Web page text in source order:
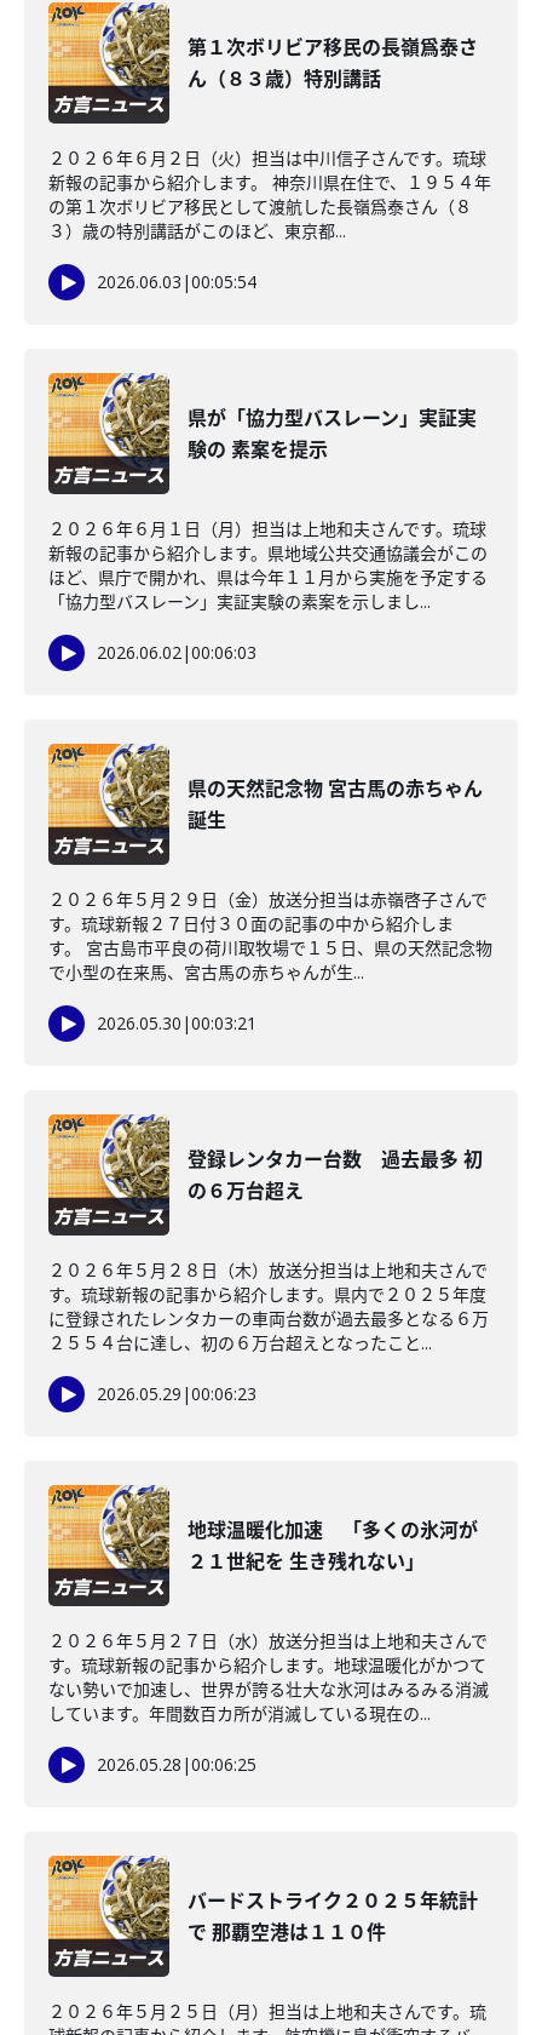
第１次ボリビア移民の長嶺爲泰さ
ん（８３歳）特別講話
２０２６年６月２日（火）担当は中川信子さんです。琉球
新報の記事から紹介します。 神奈川県在住で、１９５４年
の第１次ボリビア移民として渡航した長嶺爲泰さん（８
３）歳の特別講話がこのほど、東京都...
2026.06.03 |00:05:54
県が「協力型バスレーン」実証実
験の 素案を提示
２０２６年６月１日（月）担当は上地和夫さんです。琉球
新報の記事から紹介します。県地域公共交通協議会がこの
ほど、県庁で開かれ、県は今年１１月から実施を予定する
「協力型バスレーン」実証実験の素案を示しまし...
2026.06.02|00:06:03
県の天然記念物 宮古馬の赤ちゃん
誕生
２０２６年５月２９日（金）放送分担当は赤嶺啓子さんで
す。琉球新報２７日付３０面の記事の中から紹介しま
す。 宮古島市平良の荷川取牧場で１５日、県の天然記念物
で小型の在来馬、宮古馬の赤ちゃんが生...
2026.05.30 |00:03:21
登録レンタカー台数 過去最多 初
の６万台超え
２０２６年５月２８日（木）放送分担当は上地和夫さんで
す。琉球新報の記事から紹介します。県内で２０２５年度
に登録されたレンタカーの車両台数が過去最多となる６万
２５５４台に達し、初の６万台超えとなったこと...
2026.05.29 |00:06:23
地球温暖化加速 「多くの氷河が
２１世紀を 生き残れない」
２０２６年５月２７日（水）放送分担当は上地和夫さんで
す。琉球新報の記事から紹介します。地球温暖化がかつて
ない勢いで加速し、世界が誇る壮大な氷河はみるみる消滅
しています。年間数百カ所が消滅している現在の...
2026.05.28 |00:06:25
バードストライク２０２５年統計
で 那覇空港は１１０件
２０２６年５月２５日（月）担当は上地和夫さんです。琉